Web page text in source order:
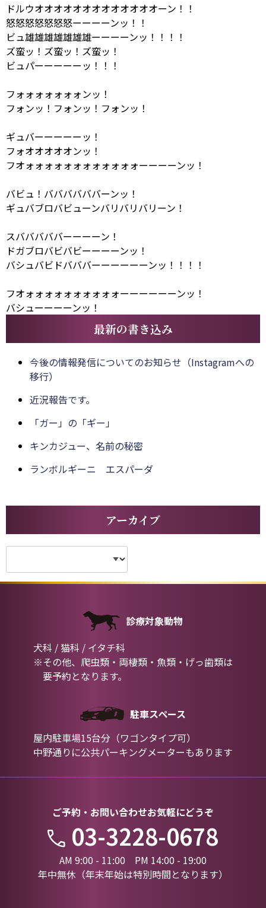
ドルウオオオオオオオオオオオオオーン！！
怒怒怒怒怒怒怒ーーーーンッ！！
ビュ雄雄雄雄雄雄雄ーーーーンッ！！！！
ズ蛮ッ！ズ蛮ッ！ズ蛮ッ！
ビュパーーーーーッ！！！
フォォォォォォォンッ！
フォンッ！フォンッ！フォンッ！
ギュバーーーーーッ！
フォオオオオオンッ！
フオォォォォォォォォォォォォーーーーンッ！
バビュ！ババババババーンッ！
ギュバブロバビューンバリバリバリーン！
スバババババーーーーン！
ドガブロバビバビーーーーンッ！
バシュバビドバババーーーーーーンッ！！！！
フオォォォォォォォォォォーーーーーーンッ！
バシューーーーンッ！
最新の書き込み
今後の情報発信についてのお知らせ（Instagramへの
移行）
近況報告です。
「ガー」の「ギー」
キンカジュー、名前の秘密
ランボルギーニ エスパーダ
アーカイブ
診療対象動物
犬科 / 猫科 / イタチ科
※その他、爬虫類・両棲類・魚類・げっ歯類は
要予約となります。
駐車スペース
屋内駐車場15台分（ワゴンタイプ可）
中野通りに公共パーキングメーターもあります
ご予約・お問い合わせお気軽にどうぞ
03-3228-0678
AM 9:00 - 11:00 PM 14:00 - 19:00
年中無休（年末年始は特別時間となります）